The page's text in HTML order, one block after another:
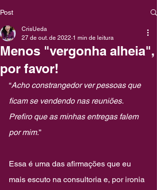
Post
Menos "vergonha alheia",
por favor!
CrisUeda
27 de out. de 2022 1 min de leitura
“Acho constrangedor ver pessoas que
ficam se vendendo nas reuniões.
Prefiro que as minhas entregas falem
por mim.”
Essa é uma das afirmações que eu
mais escuto na consultoria e, por ironia